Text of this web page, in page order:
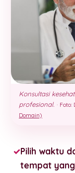
Konsultasi
profesional. · Foto:
Domain)
Pilih waktu
tempat yang